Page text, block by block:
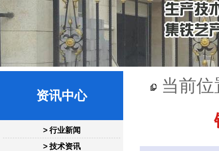
资讯中心
> 行业新闻
> 技术资讯
当前位